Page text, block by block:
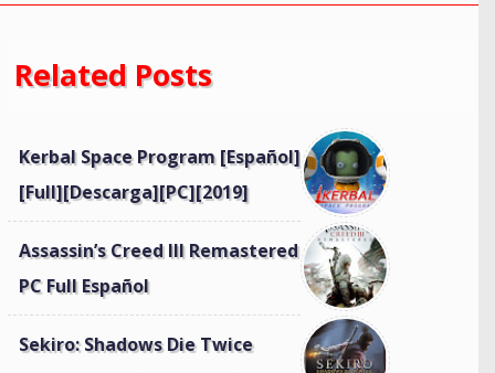
Related Posts
Kerbal Space Program [Español]
[Full][Descarga][PC][2019]
Assassin’s Creed III Remastered
PC Full Español
Sekiro: Shadows Die Twice